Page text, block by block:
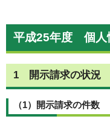
平成25年度 個
1 開示請求の状況
（1）開示請求の件数